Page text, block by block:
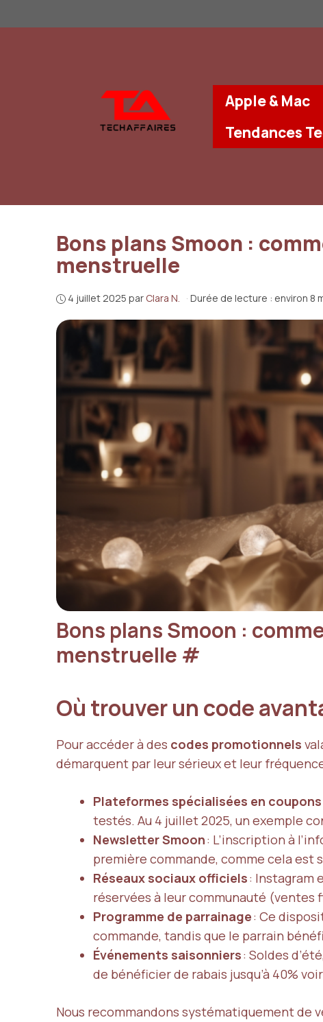
au
Apple & Mac
Tendances
Bons plans Smoon :
menstruelle
4 juillet 2025 par Clara N. · Durée de lecture : environ 8
Bons plans Smoon :
menstruelle #
Où trouver un code
Pour accéder à des codes promotionnels
démarquent par leur sérieux et leur
Plateformes spécialisées en coupons
testés. Au 4 juillet 2025, un exemple
Newsletter Smoon: L’inscription à
première commande, comme cela
Réseaux sociaux officiels: Instagram
réservées à leur communauté (ventes
Programme de parrainage: Ce
commande, tandis que le parrain
Événements saisonniers: Soldes
de bénéficier de rabais jusqu’à 40%
Nous recommandons systématiquement de